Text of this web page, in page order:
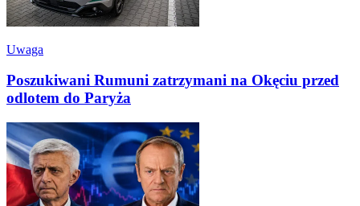
Uwaga
Poszukiwani Rumuni zatrzymani na Okęciu przed
odlotem do Paryża